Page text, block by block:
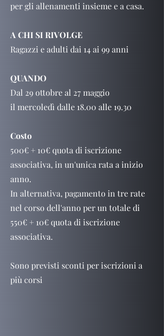
per gli allenamenti insieme e a casa.
A CHI SI RIVOLGE
Ragazzi e adulti dai 14 ai 99 anni
QUANDO
Dal 29 ottobre al 27 maggio
il mercoledì dalle 18.00 alle 19.30
Costo
500€ + 10€ quota di iscrizione
associativa, in un'unica rata a inizio
anno.
In alternativa, pagamento in tre rate
nel corso dell'anno per un totale di
550€ + 10€ quota di iscrizione
associativa.
Sono previsti sconti per iscrizioni a
più corsi